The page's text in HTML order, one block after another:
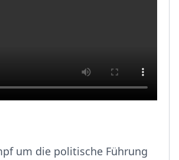
um die politische Führung